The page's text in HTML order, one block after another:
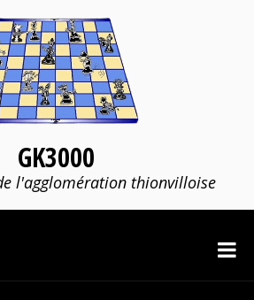
GK3000
l'agglomération thionvilloise